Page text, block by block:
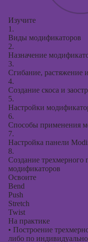
Изучите
1.
Виды модификаторов
2.
Назначение
3.
Сгибание, растяжение
4.
Создание скоса и
5.
Настройки
6.
Способы применения
7.
Настройка панели
8.
Создание
модификаторов
Освоите
Bend
Push
Stretch
Twist
На практике
• Построение
либо по